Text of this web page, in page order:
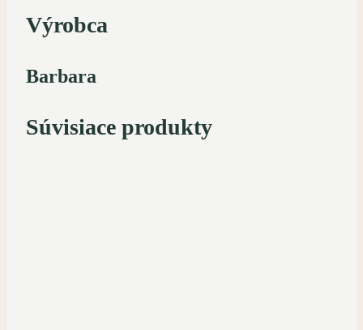
Výrobca
Barbara
Súvisiace produkty